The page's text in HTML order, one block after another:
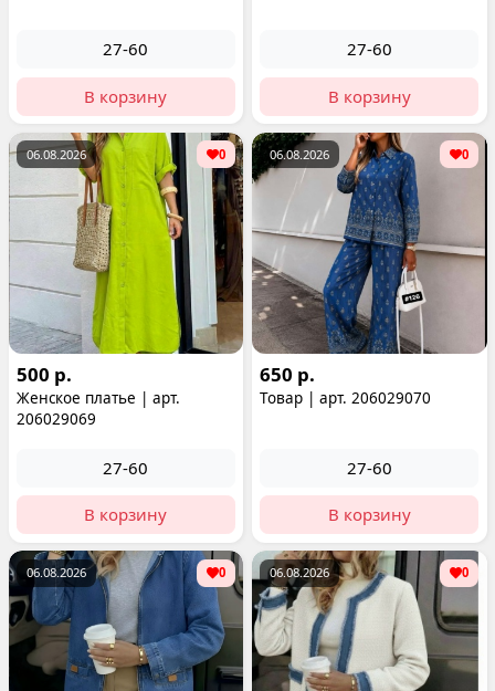
27-60
В корзину
27-60
В корзину
06.08.2026 0
500 р.
Женское платье | арт.
206029069
27-60
В корзину
06.08.2026 0
650 р.
Товар | арт. 206029070
27-60
В корзину
06.08.2026 0 06.08.2026 0